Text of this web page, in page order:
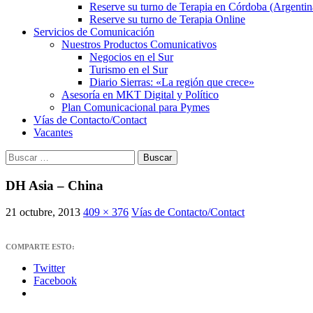
Reserve su turno de Terapia en Córdoba
Reserve su turno de Terapia Online
Servicios de Comunicación
Nuestros Productos Comunicativos
Negocios en el Sur
Turismo en el Sur
Diario Sierras: «La región que crece»
Asesoría en MKT Digital y Político
Plan Comunicacional para Pymes
Vías de Contacto/Contact
Vacantes
Buscar:
DH Asia – China
21 octubre, 2013 409 × 376 Vías de Contacto/Contact
COMPARTE ESTO:
Twitter
Facebook